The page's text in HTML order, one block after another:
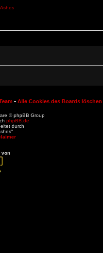
• Alle Cookies des Boards löschen
© phpBB Group
phpBB.de
durch
von